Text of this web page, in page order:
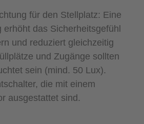
für den Stellplatz: Eine
erhöht das Sicherheitsgefühl
und reduziert gleichzeitig
und Zugänge sollten
sein (mind. 50 Lux).
die mit einem
ausgestattet sind.